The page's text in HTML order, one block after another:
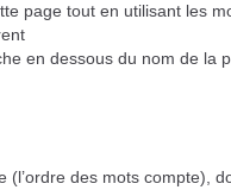
page tout en utilisant les
en dessous du nom de la
des mots compte),